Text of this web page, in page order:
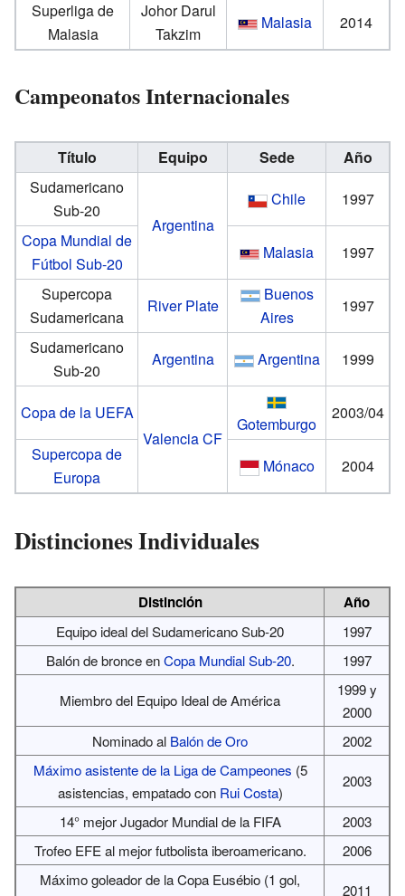
Superliga de
Malasia
Johor Darul
Takzim
Malasia 2014
Campeonatos Internacionales
Título Equipo Sede
Año
Sudamericano
Sub-20
Argentina
Chile
1997
Copa Mundial de
Fútbol Sub-20
Malasia
1997
Supercopa
Sudamericana
River Plate
Buenos
Aires
1997
Sudamericano
Sub-20
Argentina Argentina 1999
Copa de la UEFA
Valencia CF
Gotemburgo
2003/04
Supercopa de
Europa
Mónaco 2004
Distinciones Individuales
Distinción Año
Equipo ideal del Sudamericano Sub-20
1997
Balón de bronce enCopa Mundial Sub-20. 1997
Miembro del Equipo Ideal de América
1999 y
2000
Nominado al Balón de Oro
2002
Máximo asistente de la Liga de Campeones (5
asistencias, empatado con Rui Costa)
2003
14° mejor Jugador Mundial de la FIFA
2003
Trofeo EFE al mejor futbolista iberoamericano.
2006
Máximo goleador de la Copa Eusébio (1 gol,
2011